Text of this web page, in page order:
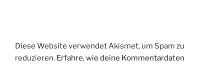
Diese Website verwendet Akismet, um Spam zu
reduzieren. Erfahre, wie deine Kommentardaten